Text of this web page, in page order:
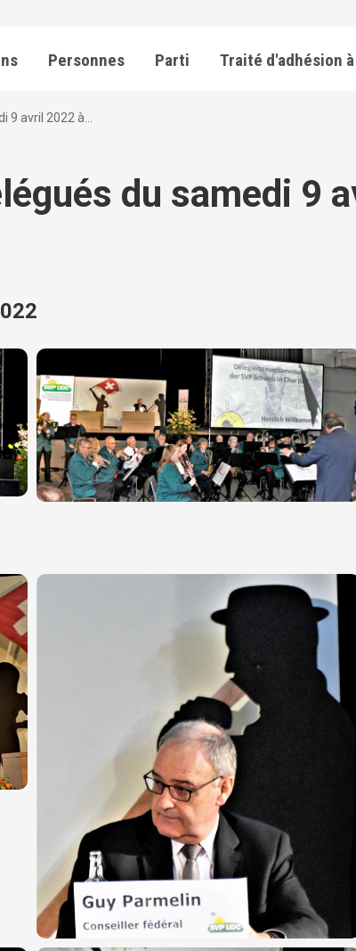
Personnes Parti Traité d'adhésion à
9 avril 2022 à...
du samedi 9